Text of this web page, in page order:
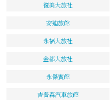
復美大旅社
安迪旅館
永福大旅社
金都大旅社
永傑賓館
吉普森汽車旅館